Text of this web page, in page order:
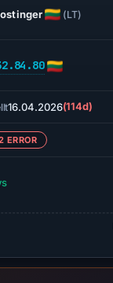
(LT)
16.04.2026(114d)
ERROR